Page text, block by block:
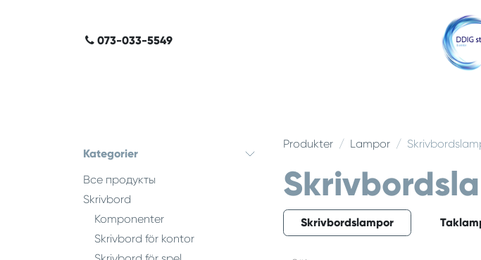
073-​0​3​3-​5​549
Kategorier
Все продукты
Skrivbord
Komponenter
Skrivbord för kontor
Produkter Lampor
Skrivbordslampor